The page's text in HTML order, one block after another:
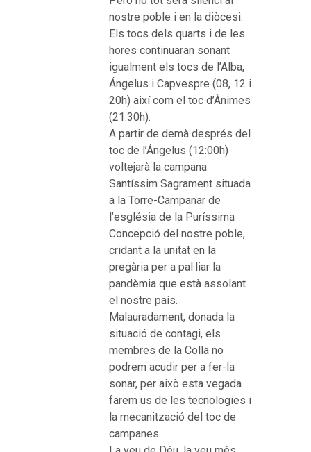
nostre poble i en la diòcesi.
Els tocs dels quarts i de les
hores continuaran sonant
igualment els tocs de l’Alba,
Ángelus i Capvespre (08, 12 i
20h) així com el toc d’Ànimes
(21:30h).
A partir de demà després del
toc de l’Ángelus (12:00h)
voltejarà la campana
Santíssim Sagrament situada
a la Torre-Campanar de
l’església de la Puríssima
Concepció del nostre poble,
cridant a la unitat en la
pregària per a pal·liar la
pandèmia que està assolant
el nostre país.
Malauradament, donada la
situació de contagi, els
membres de la Colla no
podrem acudir per a fer-la
sonar, per això esta vegada
farem us de les tecnologies i
la mecanització del toc de
campanes.